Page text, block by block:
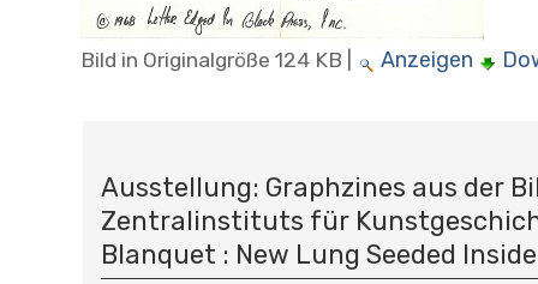
Bild in Originalgröße 124 KB Anzeigen
A
V
I
G
Ausstellung: Graphzines aus der
Zentralinstituts für
Blanquet : New Lung Seeded Inside